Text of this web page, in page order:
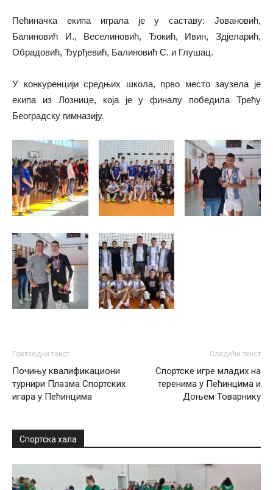
Пећиначка екипа играла је у саставу: Јовановић,
Балиновић И., Веселиновић, Ђокић, Ивин, Здјеларић,
Обрадовић, Ђурђевић, Балиновић С. и Глушац.
У конкуренцији средњих школа, прво место заузела је
екипа из Лознице, која је у финалу победила Трећу
Београдску гимназију.
Претходни текст
Почињу квалификациони
турнири Плазма Спортских
игара у Пећинцима
Следећи текст
Спортске игре младих на
теренима у Пећинцима и
Доњем Товарнику
Спортска хала